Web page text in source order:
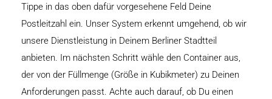
Tippe in das oben dafür vorgesehene Feld Deine
Postleitzahl ein. Unser System erkennt umgehend, ob wir
unsere Dienstleistung in Deinem Berliner Stadtteil
anbieten. Im nächsten Schritt wähle den Container aus,
der von der Füllmenge (Größe in Kubikmeter) zu Deinen
Anforderungen passt. Achte auch darauf, ob Du einen